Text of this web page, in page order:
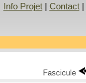
Info Projet| Contact|
Fascicule